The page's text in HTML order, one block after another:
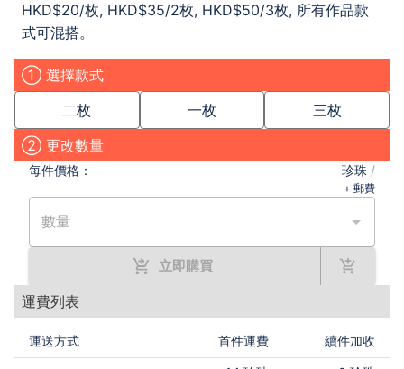
HKD$20/枚, HKD$35/2枚, HKD$50/3枚, 所有作品款
式可混搭。
① 選擇款式
二枚
一枚
三枚
② 更改數量
每件價格： 珍珠 /
+ 郵費
數量
立即購買
運費列表
運送方式 首件運費 續件加收